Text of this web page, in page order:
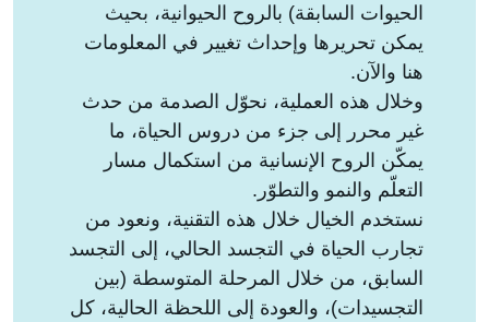
الحيوات السابقة) بالروح الحيوانية، بحيث
يمكن تحريرها وإحداث تغيير في المعلومات
هنا والآن.
وخلال هذه العملية، نحوّل الصدمة من حدث
غير محرر إلى جزء من دروس الحياة، ما
يمكّن الروح الإنسانية من استكمال مسار
التعلّم والنمو والتطوّر.
نستخدم الخيال خلال هذه التقنية، ونعود من
تجارب الحياة في التجسد الحالي، إلى التجسد
السابق، من خلال المرحلة المتوسطة (بين
التجسيدات)، والعودة إلى اللحظة الحالية، كل